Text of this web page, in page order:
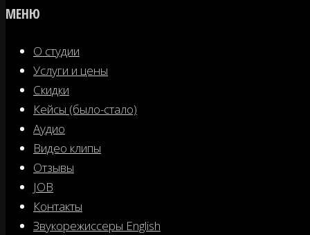
МЕНЮ
О студии
Услуги и цены
Скидки
Кейсы (было-стало)
Аудио
Видео клипы
Отзывы
JOB
Контакты
Звукорежиссеры English